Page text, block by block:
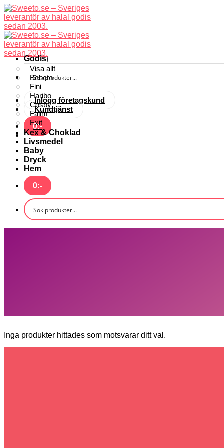
Skip
to
content
Inlogg företagskund
Kundtjänst
0:-
Godis
Visa allt
Bebeto
Fini
Haribo
Cosby
Falim
Exit
Kex & Choklad
Livsmedel
Baby
Dryck
Hem
0:-
Inga produkter hittades som motsvarar ditt val.